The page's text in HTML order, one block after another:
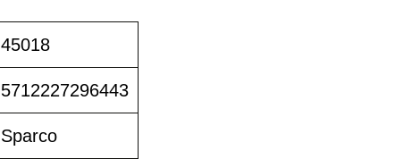
45018
5712227296443
Sparco